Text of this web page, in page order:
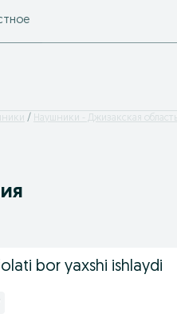
Наушники - Джизакская область
bor yaxshi ishlaydi